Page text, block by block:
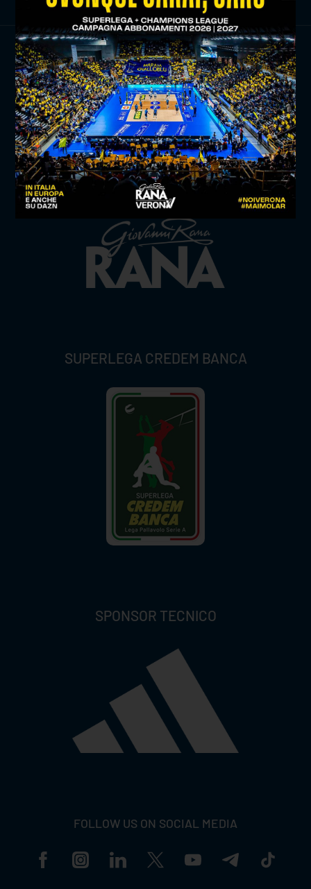
TITLE SPONSOR
SUPERLEGA CREDEM BANCA
SPONSOR TECNICO
FOLLOW US ON SOCIAL MEDIA